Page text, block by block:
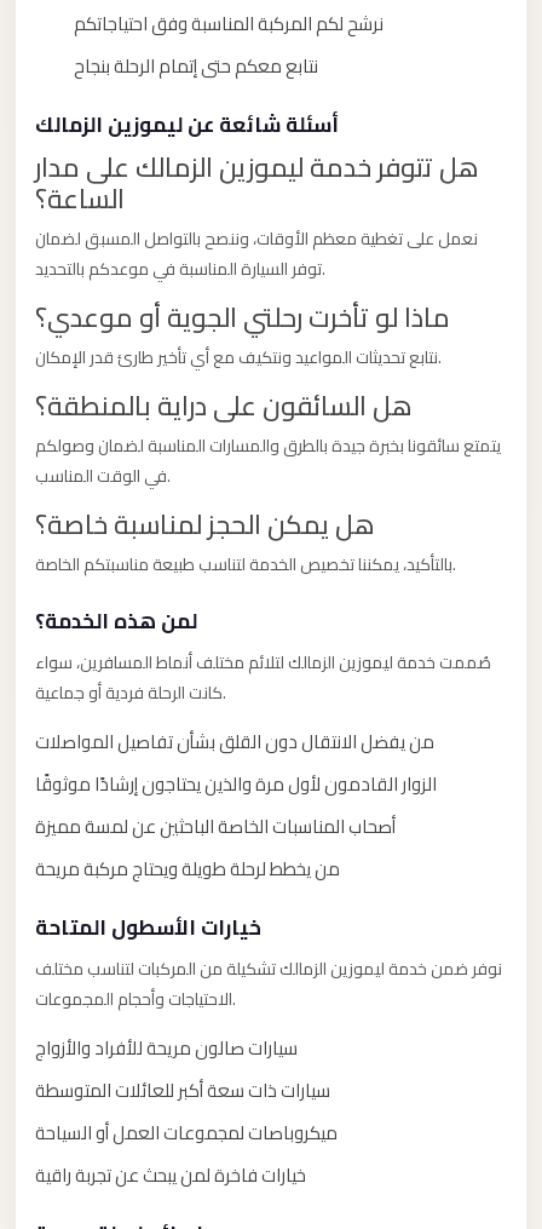
نرشح لكم المركبة المناسبة وفق احتياجاتكم
نتابع معكم حتى إتمام الرحلة بنجاح
أسئلة شائعة عن ليموزين الزمالك
هل تتوفر خدمة ليموزين الزمالك على مدار
الساعة؟
نعمل على تغطية معظم الأوقات، وننصح بالتواصل المسبق لضمان
توفر السيارة المناسبة في موعدكم بالتحديد.
ماذا لو تأخرت رحلتي الجوية أو موعدي؟
نتابع تحديثات المواعيد ونتكيف مع أي تأخير طارئ قدر الإمكان.
هل السائقون على دراية بالمنطقة؟
يتمتع سائقونا بخبرة جيدة بالطرق والمسارات المناسبة لضمان وصولكم
في الوقت المناسب.
هل يمكن الحجز لمناسبة خاصة؟
بالتأكيد، يمكننا تخصيص الخدمة لتناسب طبيعة مناسبتكم الخاصة.
لمن هذه الخدمة؟
صُممت خدمة ليموزين الزمالك لتلائم مختلف أنماط المسافرين، سواء
كانت الرحلة فردية أو جماعية.
من يفضل الانتقال دون القلق بشأن تفاصيل المواصلات
الزوار القادمون لأول مرة والذين يحتاجون إرشادًا موثوقًا
أصحاب المناسبات الخاصة الباحثين عن لمسة مميزة
من يخطط لرحلة طويلة ويحتاج مركبة مريحة
خيارات الأسطول المتاحة
نوفر ضمن خدمة ليموزين الزمالك تشكيلة من المركبات لتناسب مختلف
الاحتياجات وأحجام المجموعات.
سيارات صالون مريحة للأفراد والأزواج
سيارات ذات سعة أكبر للعائلات المتوسطة
ميكروباصات لمجموعات العمل أو السياحة
خيارات فاخرة لمن يبحث عن تجربة راقية
Airport
Limousine
Service
Sphinx
Airport
Limousine
shuttle
cairo
airport
Sheikh
Zayed
Taxi
sharm
Sharm
Sheikh
Transfer
from
Cairo
Sharm
Sheikh
Taxi
Sharm
Sheikh
Limousine
Service